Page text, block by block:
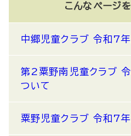
こんなページ
中郷児童クラブ 令和7
第2粟野南児童クラブ
ついて
粟野児童クラブ 令和7